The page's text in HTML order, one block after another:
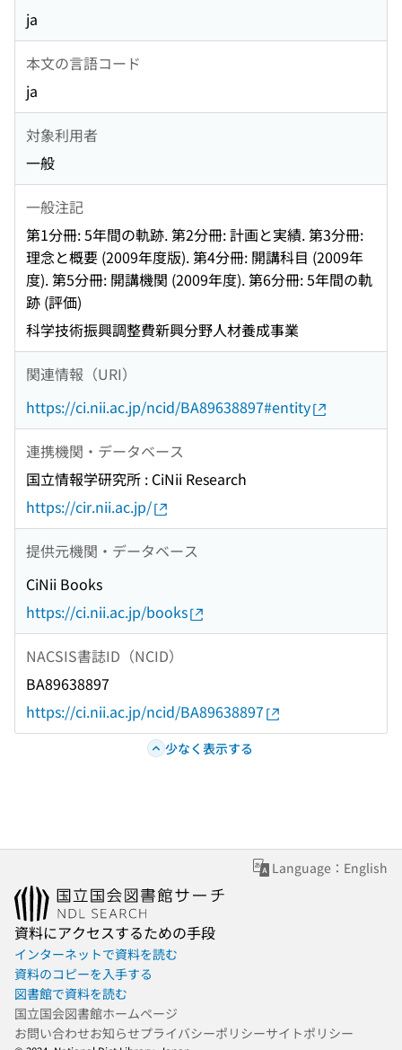
ja
本文の言語コード
ja
対象利用者
一般
一般注記
第1分冊: 5年間の軌跡. 第2分冊: 計画と実績. 第3分冊:
理念と概要 (2009年度版). 第4分冊: 開講科目 (2009年
度). 第5分冊: 開講機関 (2009年度). 第6分冊: 5年間の軌
跡 (評価)
科学技術振興調整費新興分野人材養成事業
関連情報（URI）
https://ci.nii.ac.jp/ncid/BA89638897#entity
連携機関・データベース
国立情報学研究所 : CiNii Research
https://cir.nii.ac.jp/
提供元機関・データベース
CiNii Books
https://ci.nii.ac.jp/books
NACSIS書誌ID（NCID）
BA89638897
https://ci.nii.ac.jp/ncid/BA89638897
少なく表示する
Language：English
資料にアクセスするための手段
インターネットで資料を読む
資料のコピーを入手する
図書館で資料を読む
国立国会図書館ホームページ
お問い合わせお知らせプライバシーポリシーサイトポリシー